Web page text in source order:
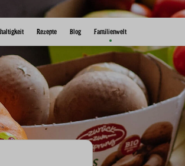
Rezepte Blog Familienwelt